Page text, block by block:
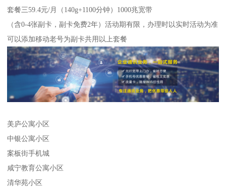
套餐三59.4元/月（140g+1100分钟）1000兆宽带
（含0-4张副卡，副卡免费2年）活动期有限，办理时以实时活动为准
可以添加移动老号为副卡共用以上套餐
美庐公寓小区
中银公寓小区
案板街手机城
咸宁教育公寓小区
清华苑小区